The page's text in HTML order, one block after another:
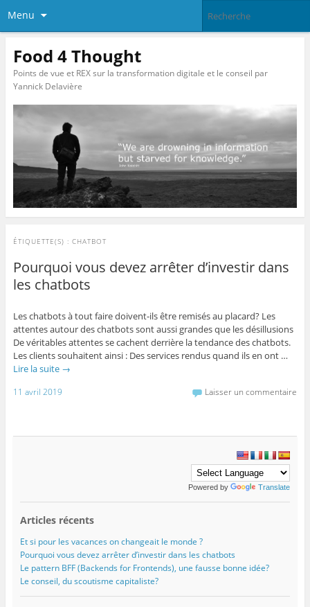
Menu
Food 4 Thought
Points de vue et REX sur la transformation digitale et le conseil par
Yannick Delavière
ÉTIQUETTE(S) : CHATBOT
Pourquoi vous devez arrêter d’investir dans
les chatbots
Les chatbots à tout faire doivent-ils être remisés au placard? Les
attentes autour des chatbots sont aussi grandes que les désillusions
De véritables attentes se cachent derrière la tendance des chatbots.
Les clients souhaitent ainsi : Des services rendus quand ils en ont …
Lire la suite →
11 avril 2019 Laisser un commentaire
Powered by Translate
Articles récents
Et si pour les vacances on changeait le monde ?
Pourquoi vous devez arrêter d’investir dans les chatbots
Le pattern BFF (Backends for Frontends), une fausse bonne idée?
Le conseil, du scoutisme capitaliste?